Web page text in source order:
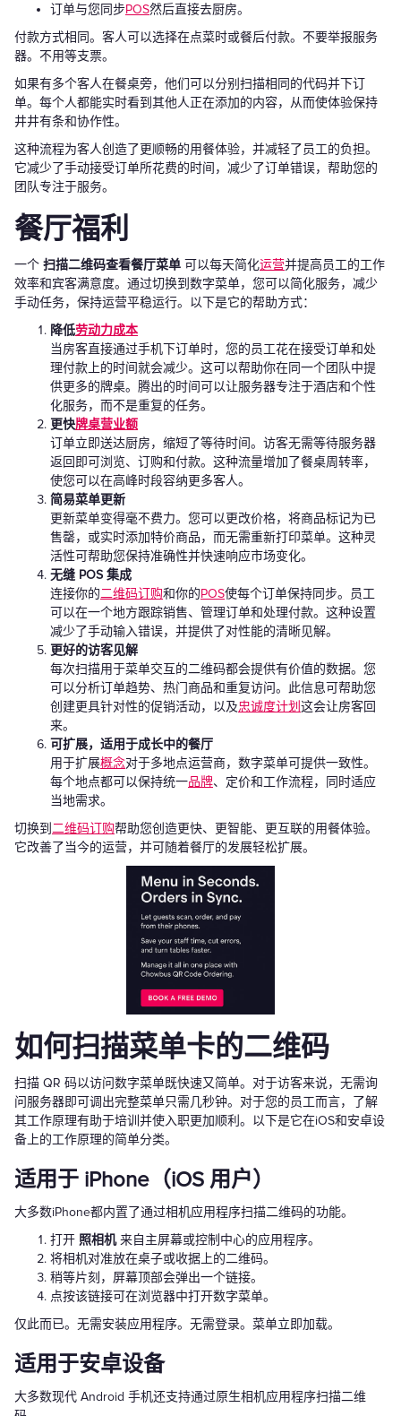
订单与您同步POS然后直接去厨房。
付款方式相同。客人可以选择在点菜时或餐后付款。不要举报服务
器。不用等支票。
如果有多个客人在餐桌旁，他们可以分别扫描相同的代码并下订
单。每个人都能实时看到其他人正在添加的内容，从而使体验保持
井井有条和协作性。
这种流程为客人创造了更顺畅的用餐体验，并减轻了员工的负担。
它减少了手动接受订单所花费的时间，减少了订单错误，帮助您的
团队专注于服务。
餐厅福利
一个 扫描二维码查看餐厅菜单 可以每天简化运营并提高员工的工作
效率和宾客满意度。通过切换到数字菜单，您可以简化服务，减少
手动任务，保持运营平稳运行。以下是它的帮助方式：
降低劳动力成本
当房客直接通过手机下订单时，您的员工花在接受订单和处
理付款上的时间就会减少。这可以帮助你在同一个团队中提
供更多的牌桌。腾出的时间可以让服务器专注于酒店和个性
化服务，而不是重复的任务。
更快牌桌营业额
订单立即送达厨房，缩短了等待时间。访客无需等待服务器
返回即可浏览、订购和付款。这种流量增加了餐桌周转率，
使您可以在高峰时段容纳更多客人。
简易菜单更新
更新菜单变得毫不费力。您可以更改价格，将商品标记为已
售罄，或实时添加特价商品，而无需重新打印菜单。这种灵
活性可帮助您保持准确性并快速响应市场变化。
无缝 POS 集成
连接你的二维码订购和你的POS使每个订单保持同步。员工
可以在一个地方跟踪销售、管理订单和处理付款。这种设置
减少了手动输入错误，并提供了对性能的清晰见解。
更好的访客见解
每次扫描用于菜单交互的二维码都会提供有价值的数据。您
可以分析订单趋势、热门商品和重复访问。此信息可帮助您
创建更具针对性的促销活动，以及忠诚度计划 这会让房客回
来。
可扩展，适用于成长中的餐厅
用于扩展概念对于多地点运营商，数字菜单可提供一致性。
每个地点都可以保持统一品牌、定价和工作流程，同时适应
当地需求。
切换到 二维码订购帮助您创造更快、更智能、更互联的用餐体验。
它改善了当今的运营，并可随着餐厅的发展轻松扩展。
如何扫描菜单卡的二维码
扫描 QR 码以访问数字菜单既快速又简单。对于访客来说，无需询
问服务器即可调出完整菜单只需几秒钟。对于您的员工而言，了解
其工作原理有助于培训并使入职更加顺利。以下是它在iOS和安卓设
备上的工作原理的简单分类。
适用于 iPhone（iOS 用户）
大多数iPhone都内置了通过相机应用程序扫描二维码的功能。
打开 照相机来自主屏幕或控制中心的应用程序。
将相机对准放在桌子或收据上的二维码。
稍等片刻，屏幕顶部会弹出一个链接。
点按该链接可在浏览器中打开数字菜单。
仅此而已。无需安装应用程序。无需登录。菜单立即加载。
适用于安卓设备
大多数现代 Android 手机还支持通过原生相机应用程序扫描二维